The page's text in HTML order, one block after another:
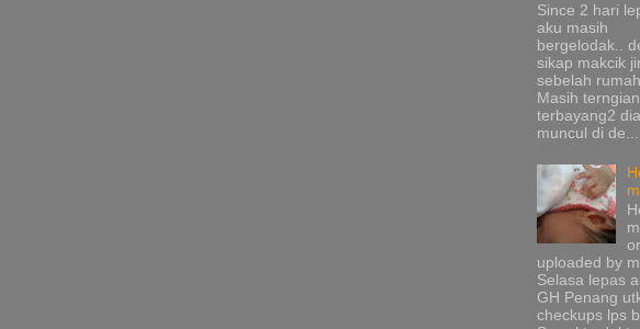
Since 2 hari
aku masih
bergelodak..
sikap makcik
sebelah rumah
Masih
terbayang2 dia
muncul di de...
uploaded by
Selasa lepas
GH Penang
checkups lps